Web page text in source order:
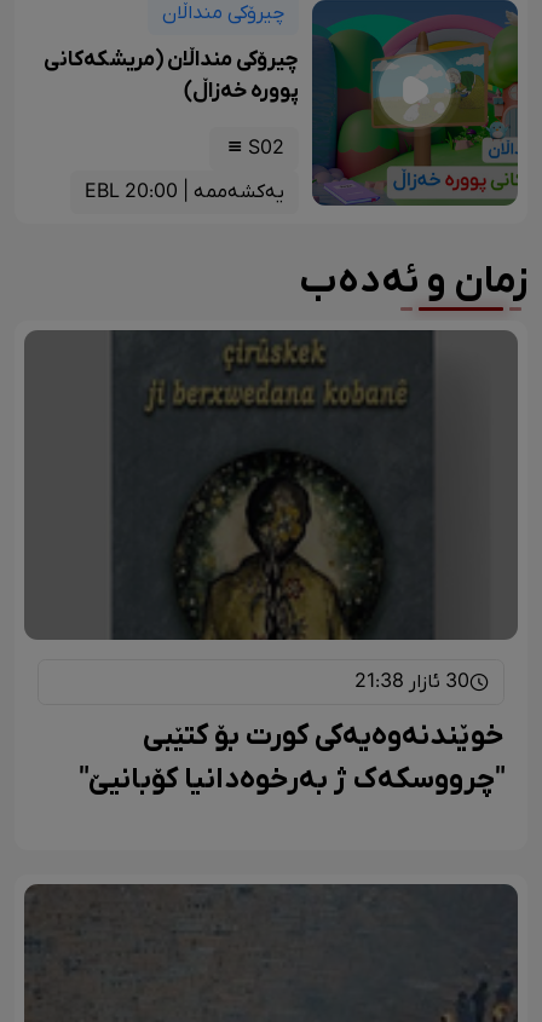
چیرۆکی منداڵان
چیرۆکی منداڵان (مریشکەکانی
پوورە خەزاڵ)
S02
یەکشەممە | 20:00 EBL
زمان و ئەدەب
30 ئازار 21:38
خوێندنەوەیەکی کورت بۆ کتێبی
"چرووسکەک ژ بەرخوەدانیا کۆبانیێ"